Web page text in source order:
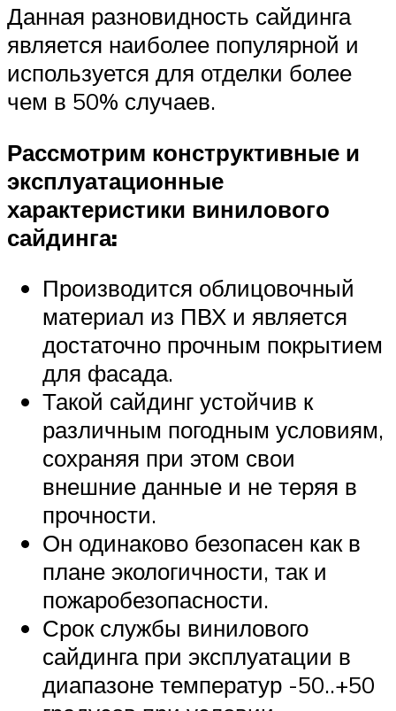
Данная разновидность сайдинга
является наиболее популярной и
используется для отделки более
чем в 50% случаев.
Рассмотрим конструктивные и
эксплуатационные
характеристики винилового
сайдинга:
Производится облицовочный
материал из ПВХ и является
достаточно прочным покрытием
для фасада.
Такой сайдинг устойчив к
различным погодным условиям,
сохраняя при этом свои
внешние данные и не теряя в
прочности.
Он одинаково безопасен как в
плане экологичности, так и
пожаробезопасности.
Срок службы винилового
сайдинга при эксплуатации в
диапазоне температур -50..+50